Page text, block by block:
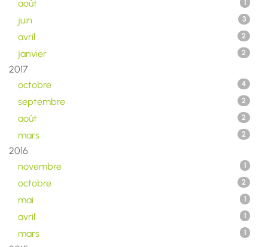
août 1
juin 3
avril 2
janvier 2
2017
octobre
4
septembre 2
août 2
mars 2
2016
novembre
1
octobre 2
mai 1
avril 1
mars 1